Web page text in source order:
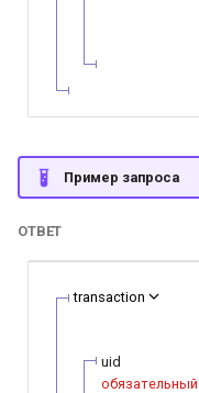
Пример запроса
ОТВЕТ
transaction
uid
обязательный